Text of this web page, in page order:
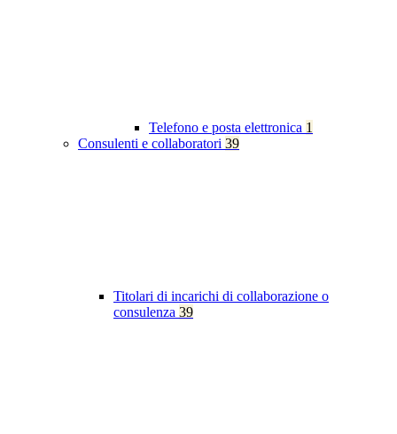
Telefono e posta elettronica 1
Consulenti e collaboratori 39
Titolari di incarichi di collaborazione o
consulenza 39